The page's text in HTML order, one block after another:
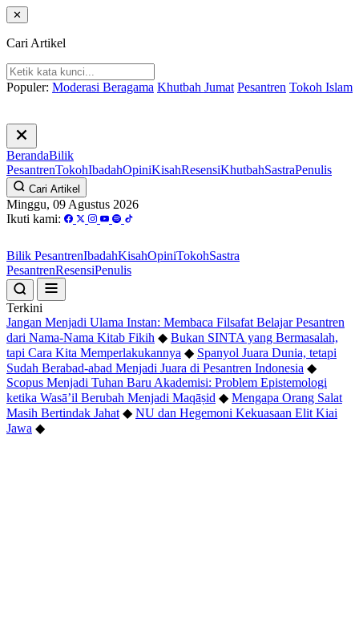
✕
Cari Artikel
Populer: Moderasi Beragama Khutbah Jumat Pesantren Tokoh Islam
BerandaBilik
PesantrenTokohIbadahOpiniKisahResensiKhutbahSastraPenulis
Cari Artikel
Minggu, 09 Agustus 2026
Ikuti kami:
Bilik PesantrenIbadahKisahOpiniTokohSastra
PesantrenResensiPenulis
Terkini
Jangan Menjadi Ulama Instan: Membaca Filsafat Belajar Pesantren
dari Nama-Nama Kitab Fikih ◆ Bukan SINTA yang Bermasalah,
tapi Cara Kita Memperlakukannya ◆ Spanyol Juara Dunia, tetapi
Sudah Berabad-abad Menjadi Juara di Pesantren Indonesia ◆
Scopus Menjadi Tuhan Baru Akademisi: Problem Epistemologi
ketika Wasā’il Berubah Menjadi Maqāṣid ◆ Mengapa Orang Salat
Masih Bertindak Jahat ◆ NU dan Hegemoni Kekuasaan Elit Kiai
Jawa ◆